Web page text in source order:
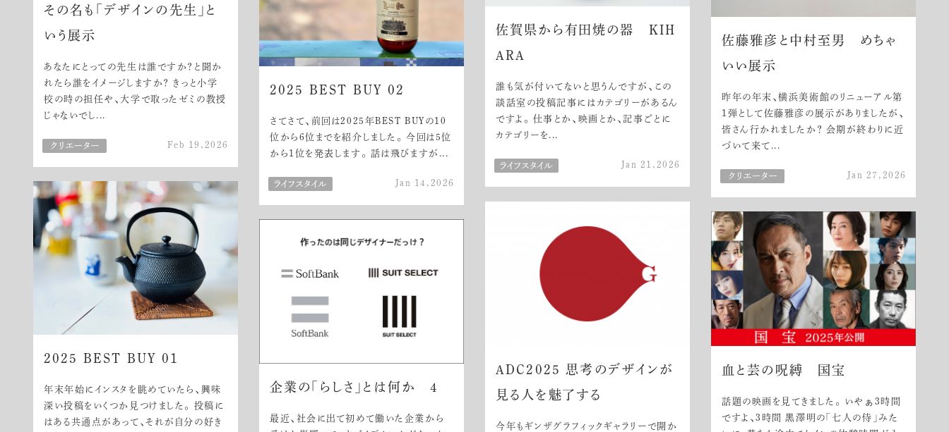
その名も「デザインの先生」と
いう展示
あなたにとっての先生は誰ですか？と聞か
れたら誰をイメージしますか？ きっと小学
校の時の担任や、大学で取ったゼミの教授
じゃないでし...
Feb 19,2026
佐藤雅彦と中村至男 めちゃ
いい展示
昨年の年末、横浜美術館のリニューアル第
1弾として佐藤雅彦の展示がありましたが、
皆さん行かれましたか？ 会期が終わりに近
づいて来て...
Jan 27,2026
佐賀県から有田焼の器 KIH
ARA
誰も気が付いてないと思うんですが、この
談話室の投稿記事にはカテゴリーがあるん
ですよ。 仕事とか、映画とか、記事ごとに
カテゴリーを...
Jan 21,2026
2025 BEST BUY 02
さてさて、前回は2025年BEST BUYの10
位から6位までを紹介しました。 今回は5位
から1位を発表します。 話は飛びますが...
Jan 14,2026
2025 BEST BUY 01
年末年始にインスタを眺めていたら、興味
深い投稿をいくつか見つけました。 投稿に
はある共通点があって、それが自分の好き
ADC2025 思考のデザインが
見る人を魅了する
今年もギンザグラフィックギャラリーで開か
血と芸の呪縛 国宝
話題の映画を見てきました。 いやぁ3時間
ですよ、3時間 黒澤明の「七人の侍」みた
企業の「らしさ」とは何か 4
最近、社会に出て初めて働いた企業から